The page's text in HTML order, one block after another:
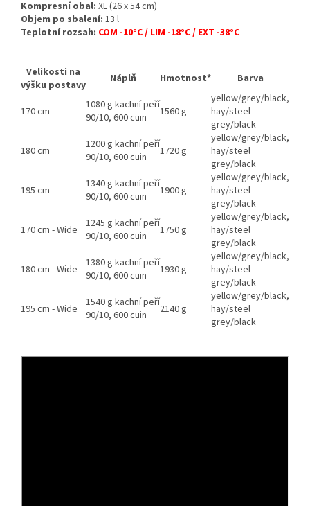
Kompresní obal: XL (26 x 54 cm)
Objem po sbalení: 13 l
Teplotní rozsah: COM -10°C / LIM -18°C / EXT -38°C
Velikosti na
výšku postavy
Náplň Hmotnost* Barva
170 cm
1080 g kachní peří
90/10, 600 cuin
1560 g
yellow/grey/black,
hay/steel
grey/black
180 cm
1200 g kachní peří
90/10, 600 cuin
1720 g
yellow/grey/black,
hay/steel
grey/black
195 cm
1340 g kachní peří
90/10, 600 cuin
1900 g
yellow/grey/black,
hay/steel
grey/black
170 cm - Wide
1245 g kachní peří
90/10, 600 cuin
1750 g
yellow/grey/black,
hay/steel
grey/black
180 cm - Wide
1380 g kachní peří
90/10, 600 cuin
1930 g
yellow/grey/black,
hay/steel
grey/black
195 cm - Wide
1540 g kachní peří
90/10, 600 cuin
2140 g
yellow/grey/black,
hay/steel
grey/black